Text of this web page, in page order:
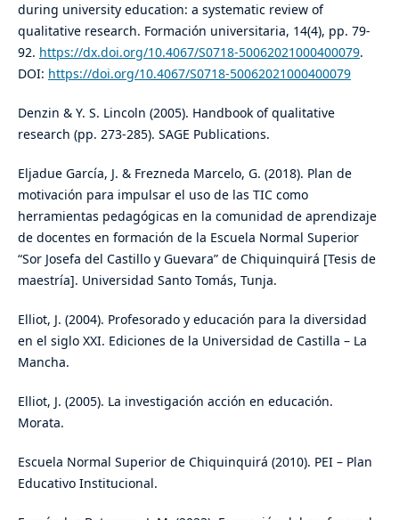
during university education: a systematic review of
qualitative research. Formación universitaria, 14(4), pp. 79-
92. https://dx.doi.org/10.4067/S0718-50062021000400079.
DOI: https://doi.org/10.4067/S0718-50062021000400079
Denzin & Y. S. Lincoln (2005). Handbook of qualitative
research (pp. 273-285). SAGE Publications.
Eljadue García, J. & Frezneda Marcelo, G. (2018). Plan de
motivación para impulsar el uso de las TIC como
herramientas pedagógicas en la comunidad de aprendizaje
de docentes en formación de la Escuela Normal Superior
“Sor Josefa del Castillo y Guevara” de Chiquinquirá [Tesis de
maestría]. Universidad Santo Tomás, Tunja.
Elliot, J. (2004). Profesorado y educación para la diversidad
en el siglo XXI. Ediciones de la Universidad de Castilla – La
Mancha.
Elliot, J. (2005). La investigación acción en educación.
Morata.
Escuela Normal Superior de Chiquinquirá (2010). PEI – Plan
Educativo Institucional.